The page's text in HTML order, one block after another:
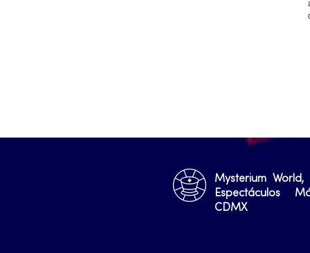
Mysterium
Espectáculos
CDMX